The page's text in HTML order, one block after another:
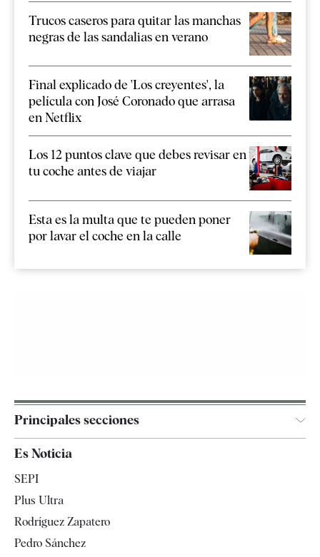
Trucos caseros para quitar las manchas
negras de las sandalias en verano
Final explicado de 'Los creyentes', la
película con José Coronado que arrasa
en Netflix
Los 12 puntos clave que debes revisar en
tu coche antes de viajar
Esta es la multa que te pueden poner
por lavar el coche en la calle
Principales secciones
España
Televisión
Es Noticia
SEPI
Plus Ultra
Rodríguez Zapatero
Pedro Sánchez